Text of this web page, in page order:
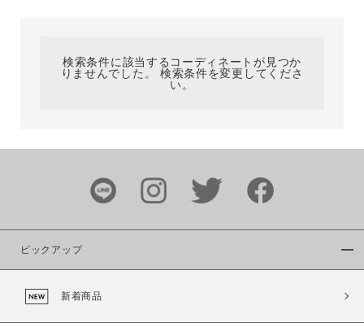
ブランド
カラー
検索条件に該当するコーディネートが見つか
りませんでした。 検索条件を変更してくださ
い。
ピックアップ
新着商品